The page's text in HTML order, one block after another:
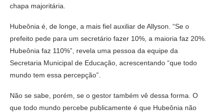
chapa majoritária.
Hubeônia é, de longe, a mais fiel auxiliar de Allyson. “Se o
prefeito pede para um secretário fazer 10%, a maioria faz 20%.
Hubeônia faz 110%”, revela uma pessoa da equipe da
Secretaria Municipal de Educação, acrescentando “que todo
mundo tem essa percepção”.
Não se sabe, porém, se o gestor também vê dessa forma. O
que todo mundo percebe publicamente é que Hubeônia não